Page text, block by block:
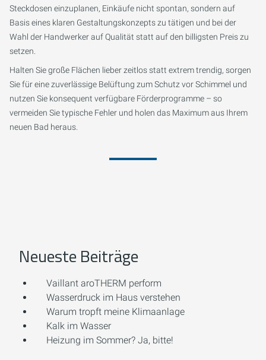
Steckdosen einzuplanen, Einkäufe nicht spontan, sondern auf
Basis eines klaren Gestaltungskonzepts zu tätigen und bei der
Wahl der Handwerker auf Qualität statt auf den billigsten Preis zu
setzen.
Halten Sie große Flächen lieber zeitlos statt extrem trendig, sorgen
Sie für eine zuverlässige Belüftung zum Schutz vor Schimmel und
nutzen Sie konsequent verfügbare Förderprogramme – so
vermeiden Sie typische Fehler und holen das Maximum aus Ihrem
neuen Bad heraus.
Neueste Beiträge
Vaillant aroTHERM perform
Wasserdruck im Haus verstehen
Warum tropft meine Klimaanlage
Kalk im Wasser
Heizung im Sommer? Ja, bitte!